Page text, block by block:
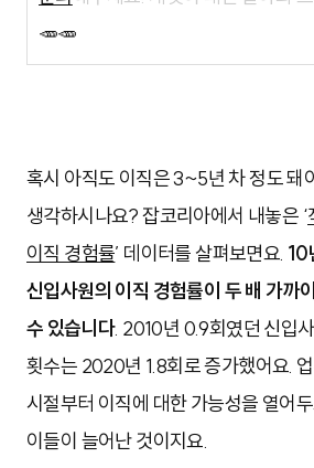
🥕🥕
혹시 아직도 이직은 3~5년 차 정도 돼
생각하시나요? 잡코리아에서 내놓은 ‘
이직 경험률’ 데이터를 살펴보면요. 10
신입사원의 이직 경험률이 두 배 가까
수 있습니다. 2010년 0.9회였던 신입
횟수는 2020년 1.8회로 증가했어요.
시절부터 이직에 대한 가능성을 열어
이들이 늘어난 것이지요.